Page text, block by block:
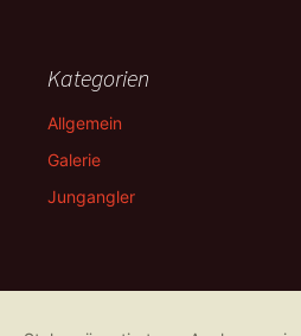
Kategorien
Allgemein
Galerie
Jungangler